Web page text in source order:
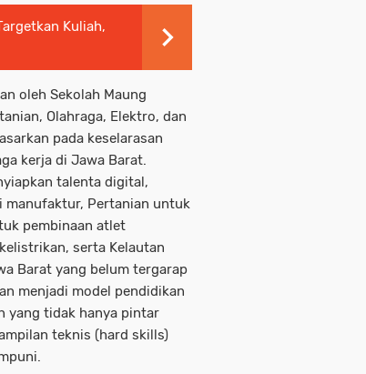
Kuliah,
oleh Sekolah Maung
Olahraga, Elektro, dan
pada keselarasan
kerja di Jawa Barat.
talenta digital,
Pertanian untuk
pembinaan atlet
serta Kelautan
Barat yang belum tergarap
menjadi model pendidikan
yang tidak hanya pintar
teknis (hard skills)